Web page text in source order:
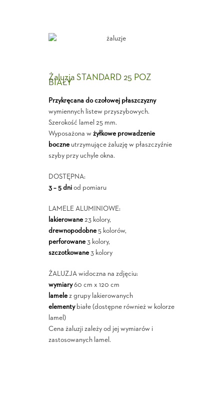
Żaluzja STANDARD 25 POZ
BIAŁY
Przykręcana do czołowej płaszczyzny
wymiennych listew przyszybowych.
Szerokość lamel 25 mm.
Wyposażona w żyłkowe prowadzenie
boczneutrzymujące żaluzję w płaszczyźnie
szyby przy uchyle okna.
DOSTĘPNA:
3 – 5 dniod pomiaru
LAMELE ALUMINIOWE:
lakierowane23 kolory,
drewnopodobne5 kolorów,
perforowane3 kolory,
szczotkowane3 kolory
ŻALUZJA widoczna na zdjęciu:
wymiary60 cm x 120 cm
lamelez grupy lakierowanych
elementybiałe (dostępne również w kolorze
lamel)
Cena żaluzji zależy od jej wymiarów i
zastosowanych lamel.